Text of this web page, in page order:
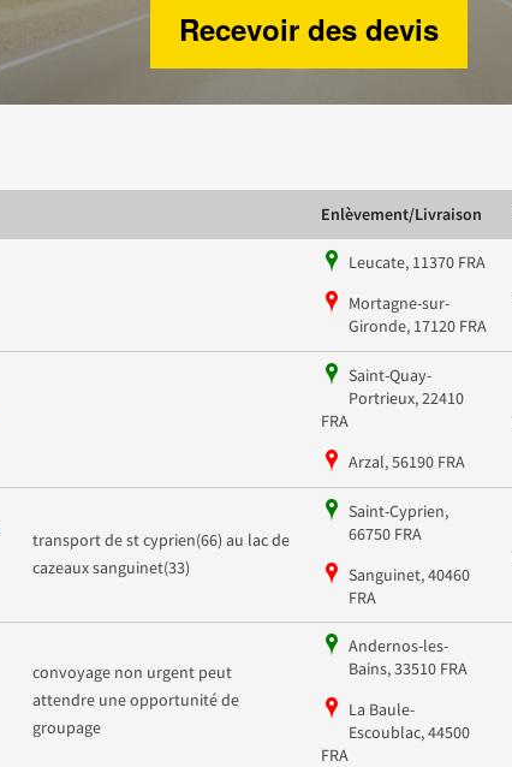
Recevoir des devis
Enlèvement/Livraison
Leucate, 11370 FRA
Mortagne-sur-
Gironde, 17120 FRA
Saint-Quay-
Portrieux, 22410
FRA
Arzal, 56190 FRA
transport de st cyprien(66) au lac de
cazeaux sanguinet(33)
Saint-Cyprien,
66750 FRA
Sanguinet, 40460
FRA
convoyage non urgent peut
attendre une opportunité de
groupage
Andernos-les-
Bains, 33510 FRA
La Baule-
Escoublac, 44500
FRA